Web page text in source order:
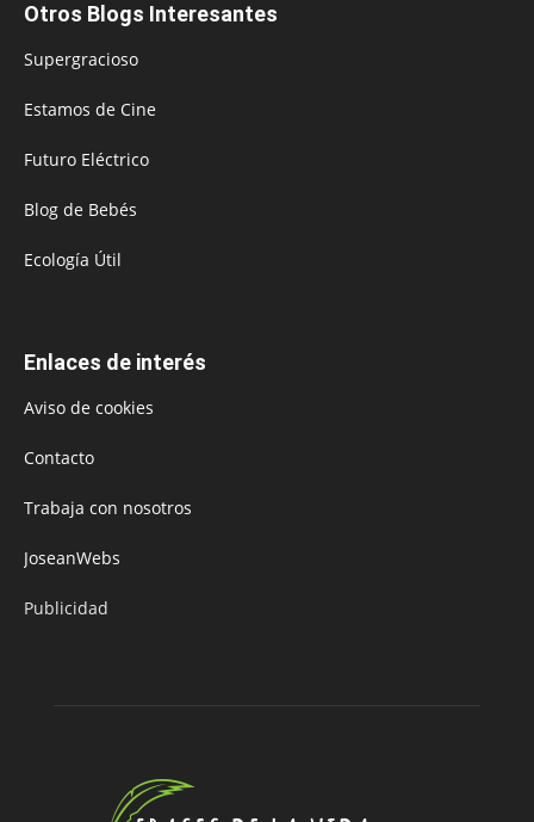
Otros Blogs Interesantes
Supergracioso
Estamos de Cine
Futuro Eléctrico
Blog de Bebés
Ecología Útil
Enlaces de interés
Aviso de cookies
Contacto
Trabaja con nosotros
JoseanWebs
Publicidad